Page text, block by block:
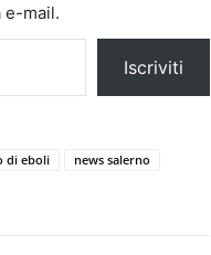
e-mail.
Iscriviti
di eboli
news salerno